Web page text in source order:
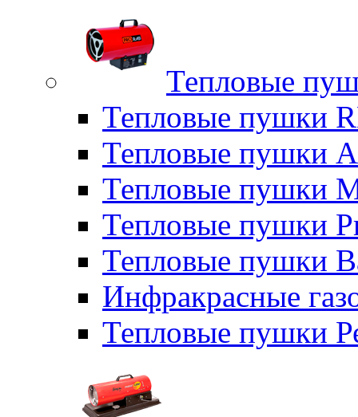
Тепловые
Тепловые пушки
Тепловые пушки
Тепловые пушки
Тепловые пушки
Тепловые пушки
Инфракрасные
Тепловые пушки